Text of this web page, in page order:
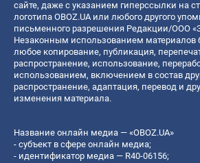
сайте, даже с указанием гиперссылки на
логотипа OBOZ.UA или любого другого
письменного разрешения Редакции/ООО
Незаконным использованием материалов
любое копирование, публикация,
распространение, использование,
использованием, включением в состав
распространение, адаптация, перевод и
изменения материала.
Название онлайн медиа — «OBOZ.UA»
- субъект в сфере онлайн медиа;
- идентификатор медиа — R40-06156;